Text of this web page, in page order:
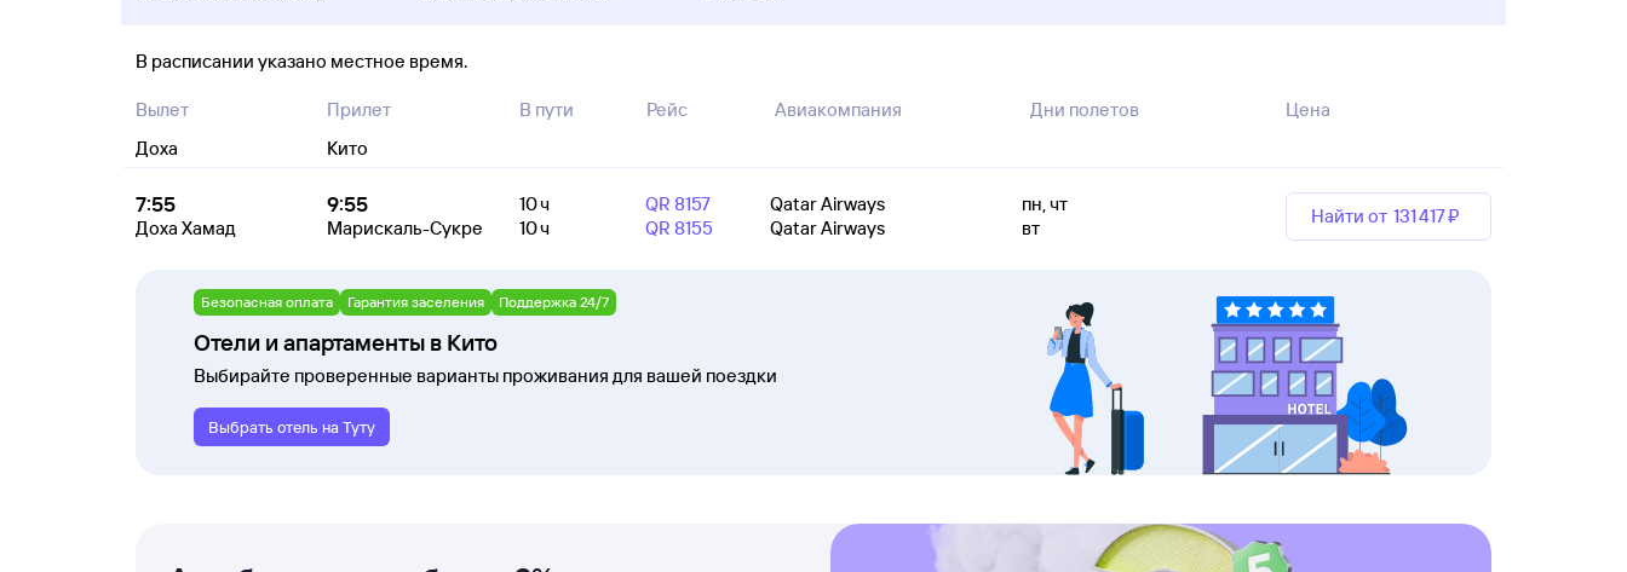
В расписании указано местное время.
Вылет
Доха
Прилет
Кито
В пути Рейс Авиакомпания Дни полетов Цена
7:55
Доха Хамад
9:55
Марискаль-Сукре
10 ч QR 8157 Qatar Airways
пн, чт
10 ч
QR 8155 Qatar Airways вт
Найти от 131 ⁠417 ⁠₽
Безопасная оплата Гарантия заселения Поддержка 24/7
Отели и апартаменты в Кито
Выбирайте проверенные варианты проживания для вашей поездки
Выбрать отель на Туту